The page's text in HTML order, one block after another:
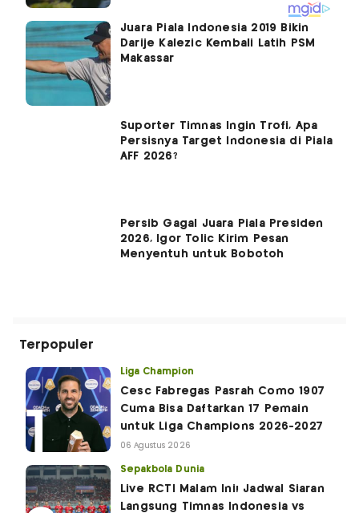
Juara Piala Indonesia 2019 Bikin
Darije Kalezic Kembali Latih PSM
Makassar
Suporter Timnas Ingin Trofi, Apa
Persisnya Target Indonesia di Piala
AFF 2026?
Persib Gagal Juara Piala Presiden
2026, Igor Tolic Kirim Pesan
Menyentuh untuk Bobotoh
Terpopuler
Liga Champion
Cesc Fabregas Pasrah Como 1907
Cuma Bisa Daftarkan 17 Pemain
untuk Liga Champions 2026-2027
06 Agustus 2026
Sepakbola Dunia
Live RCTI Malam Ini! Jadwal Siaran
Langsung Timnas Indonesia vs